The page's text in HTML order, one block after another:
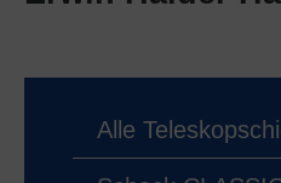
Alle